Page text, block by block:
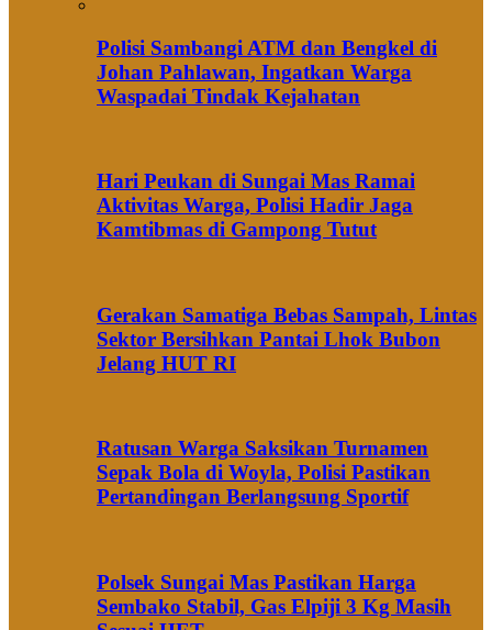
Polisi Sambangi ATM dan Bengkel di
Johan Pahlawan, Ingatkan Warga
Waspadai Tindak Kejahatan
Hari Peukan di Sungai Mas Ramai
Aktivitas Warga, Polisi Hadir Jaga
Kamtibmas di Gampong Tutut
Gerakan Samatiga Bebas Sampah, Lintas
Sektor Bersihkan Pantai Lhok Bubon
Jelang HUT RI
Ratusan Warga Saksikan Turnamen
Sepak Bola di Woyla, Polisi Pastikan
Pertandingan Berlangsung Sportif
Polsek Sungai Mas Pastikan Harga
Sembako Stabil, Gas Elpiji 3 Kg Masih